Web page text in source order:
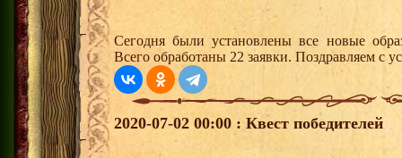
Сегодня были установлены все новые
Всего обработаны 22 заявки. Поздравляем с
2020-07-02 00:00 : Квест победителей